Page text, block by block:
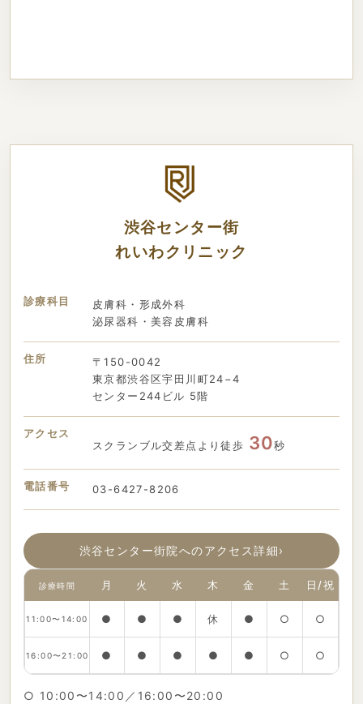
渋谷センター街
れいわクリニック
診療科目
皮膚科・形成外科
泌尿器科・美容皮膚科
住所
〒150-0042
東京都渋谷区宇田川町24−4
センター244ビル 5階
アクセス
スクランブル交差点より徒歩 30秒
電話番号 03-6427-8206
渋谷センター街院へのアクセス詳細›
診療時間 月 火 水 木 金 土 日/祝
11:00〜14:00 ● ● ● 休 ● ○ ○
16:00〜21:00 ● ● ● ● ● ○ ○
○ 10:00〜14:00／16:00〜20:00